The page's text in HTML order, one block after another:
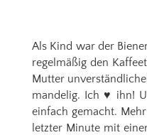
Als Kind war der
regelmäßig den
Mutter
mandelig. Ich ♥ ihn!
einfach gemacht.
letzter Minute mit